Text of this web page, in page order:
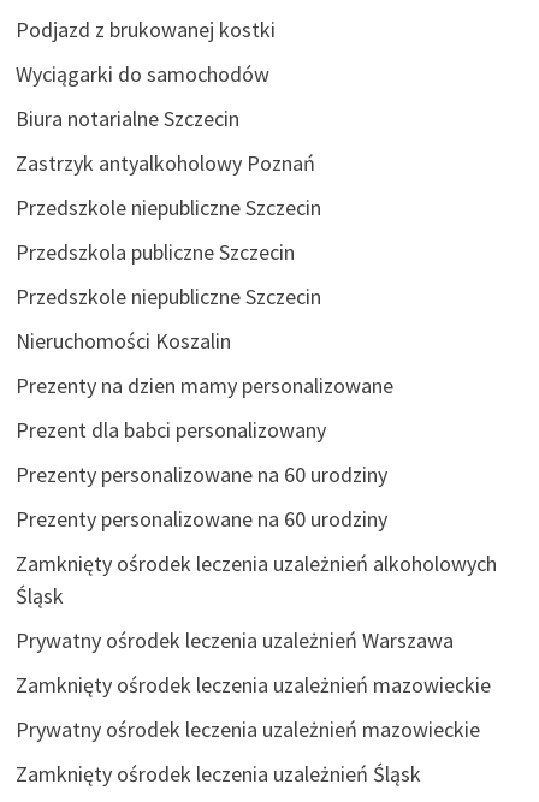
Podjazd z brukowanej kostki
Wyciągarki do samochodów
Biura notarialne Szczecin
Zastrzyk antyalkoholowy Poznań
Przedszkole niepubliczne Szczecin
Przedszkola publiczne Szczecin
Przedszkole niepubliczne Szczecin
Nieruchomości Koszalin
Prezenty na dzien mamy personalizowane
Prezent dla babci personalizowany
Prezenty personalizowane na 60 urodziny
Prezenty personalizowane na 60 urodziny
Zamknięty ośrodek leczenia uzależnień alkoholowych
Śląsk
Prywatny ośrodek leczenia uzależnień Warszawa
Zamknięty ośrodek leczenia uzależnień mazowieckie
Prywatny ośrodek leczenia uzależnień mazowieckie
Zamknięty ośrodek leczenia uzależnień Śląsk